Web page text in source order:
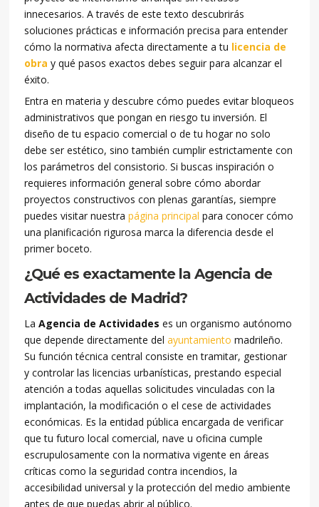
innecesarios. A través de este texto descubrirás
soluciones prácticas e información precisa para entender
cómo la normativa afecta directamente a tu licencia de
obra y qué pasos exactos debes seguir para alcanzar el
éxito.
Entra en materia y descubre cómo puedes evitar bloqueos
administrativos que pongan en riesgo tu inversión. El
diseño de tu espacio comercial o de tu hogar no solo
debe ser estético, sino también cumplir estrictamente con
los parámetros del consistorio. Si buscas inspiración o
requieres información general sobre cómo abordar
proyectos constructivos con plenas garantías, siempre
puedes visitar nuestrapágina principal para conocer cómo
una planificación rigurosa marca la diferencia desde el
primer boceto.
¿Qué es exactamente la Agencia de
Actividades de Madrid?
LaAgencia de Actividades es un organismo autónomo
que depende directamente delayuntamiento madrileño.
Su función técnica central consiste en tramitar, gestionar
y controlar las licencias urbanísticas, prestando especial
atención a todas aquellas solicitudes vinculadas con la
implantación, la modificación o el cese de actividades
económicas. Es la entidad pública encargada de verificar
que tu futuro local comercial, nave u oficina cumple
escrupulosamente con la normativa vigente en áreas
críticas como la seguridad contra incendios, la
accesibilidad universal y la protección del medio ambiente
antes de que puedas abrir al público.